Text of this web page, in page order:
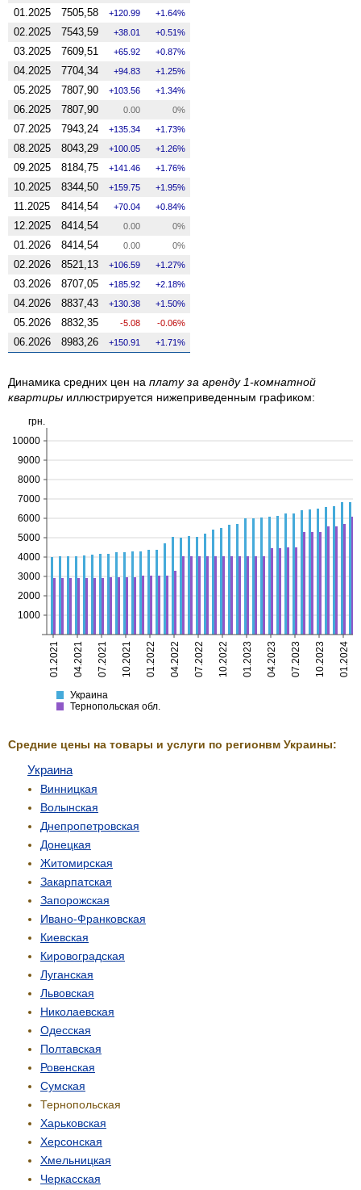
01.2025 7505,58 120.99 1.64%
02.2025 7543,59 38.01 0.51%
03.2025 7609,51 65.92 0.87%
04.2025 7704,34 94.83 1.25%
05.2025 7807,90 103.56 1.34%
06.2025 7807,90 0.00 0%
07.2025 7943,24 135.34 1.73%
08.2025 8043,29 100.05 1.26%
09.2025 8184,75 141.46 1.76%
10.2025 8344,50 159.75 1.95%
11.2025 8414,54 70.04 0.84%
12.2025 8414,54 0.00 0%
01.2026 8414,54 0.00 0%
02.2026 8521,13 106.59 1.27%
03.2026 8707,05 185.92 2.18%
04.2026 8837,43 130.38 1.50%
05.2026 8832,35 -5.08 -0.06%
06.2026 8983,26 150.91 1.71%
Динамика средних цен на плату за аренду 1-комнатной
квартиры иллюстрируется нижеприведенным графиком:
Украина
Тернопольская
01.2021 04.2021 07.2021 10.2021 01.2022 04.2022 07.2022 10.2022 01.2023 04.2023 07.2023 10.2023 01.2024
1000
2000
3000
4000
5000
6000
7000
8000
9000
10000
грн.
Украина
Тернопольская обл.
Средние цены на товары и услуги по регионвм Украины:
Украина
Винницкая
Волынская
Днепропетровская
Донецкая
Житомирская
Закарпатская
Запорожская
Ивано-Франковская
Киевская
Кировоградская
Луганская
Львовская
Николаевская
Одесская
Полтавская
Ровенская
Сумская
Тернопольская
Харьковская
Херсонская
Хмельницкая
Черкасская